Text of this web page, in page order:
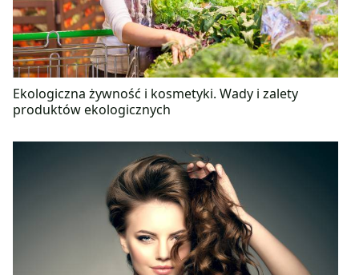
Ekologiczna żywność i kosmetyki. Wady i zalety
produktów ekologicznych